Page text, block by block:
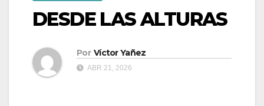
DESDE LAS ALTURAS
Por Víctor Yañez
ABR 21, 2026